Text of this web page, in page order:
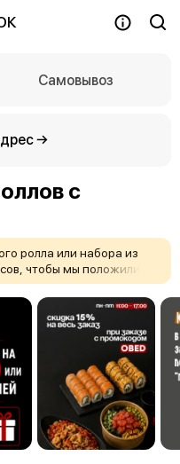
Самовывоз
→
с
ролла или набора из
чтобы мы положили
вамтребуется